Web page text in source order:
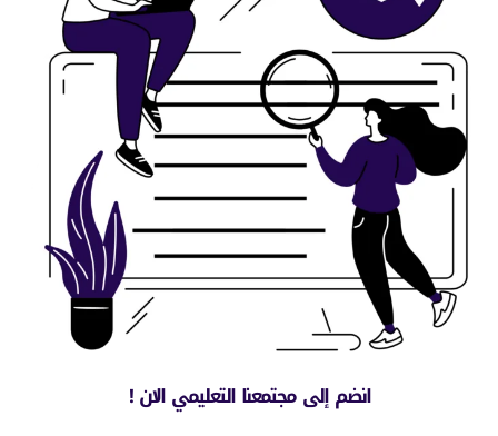
! انضم إلى مجتمعنا التعليمي الان